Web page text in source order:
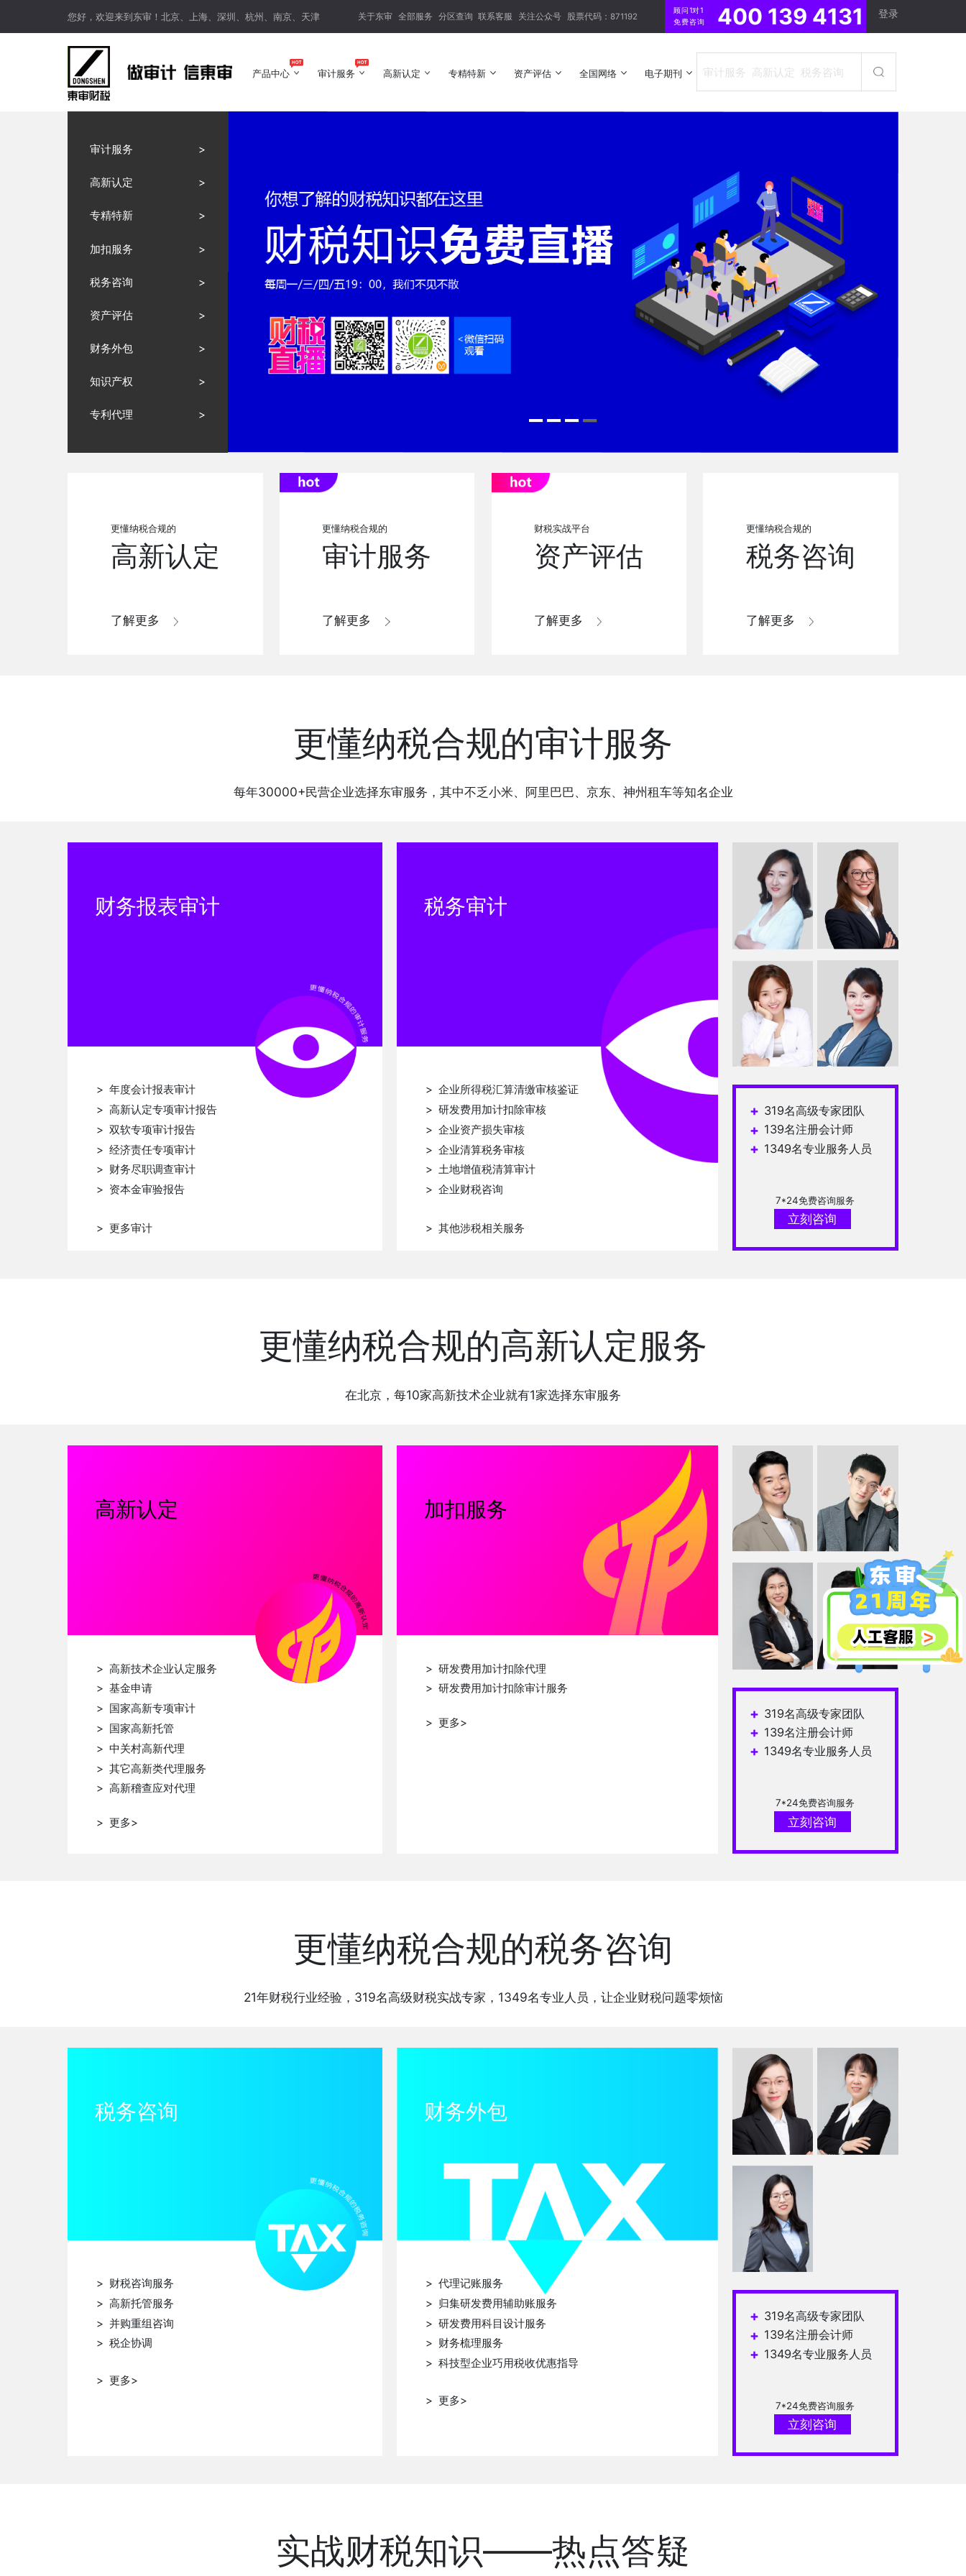
您好，欢迎来到东审！北京、上海、深圳、杭州、南京、天津 关于东审 全部服务 分区查询 联系客服 关注公众号 股票代码：871192
顾问1对1
免费咨询
400 139 4131 登录
产品中心
产品中心
审计服务
审计服务
高新认定
高新认定
专精特新
专精特新
资产评估
资产评估
全国网络
全国网络
电子期刊
电子期刊
审计服务 >
高新认定 >
专精特新 >
加扣服务 >
税务咨询 >
资产评估 >
财务外包 >
知识产权 >
专利代理 >
更懂纳税合规的
高新认定
了解更多
更懂纳税合规的
审计服务
了解更多
财税实战平台
资产评估
了解更多
更懂纳税合规的
税务咨询
了解更多
更懂纳税合规的审计服务
每年30000+民营企业选择东审服务，其中不乏小米、阿里巴巴、京东、神州租车等知名企业
财务报表审计
> 年度会计报表审计
> 高新认定专项审计报告
> 双软专项审计报告
> 经济责任专项审计
> 财务尽职调查审计
> 资本金审验报告
> 更多审计
税务审计
> 企业所得税汇算清缴审核鉴证
> 研发费用加计扣除审核
> 企业资产损失审核
> 企业清算税务审核
> 土地增值税清算审计
> 企业财税咨询
> 其他涉税相关服务
韦学峰
+ 319名高级专家团队
+ 139名注册会计师
+ 1349名专业服务人员
7*24免费咨询服务
立刻咨询
更懂纳税合规的高新认定服务
在北京，每10家高新技术企业就有1家选择东审服务
高新认定
> 高新技术企业认定服务
> 基金申请
> 国家高新专项审计
> 国家高新托管
> 中关村高新代理
> 其它高新类代理服务
> 高新稽查应对代理
> 更多>
加扣服务
> 研发费用加计扣除代理
> 研发费用加计扣除审计服务
> 更多>
张二园 姜承宗 费晓静 陈佳妹
+ 319名高级专家团队
+ 139名注册会计师
+ 1349名专业服务人员
7*24免费咨询服务
立刻咨询
更懂纳税合规的税务咨询
21年财税行业经验，319名高级财税实战专家，1349名专业人员，让企业财税问题零烦恼
税务咨询
> 财税咨询服务
> 高新托管服务
> 并购重组咨询
> 税企协调
> 更多>
财务外包
> 代理记账服务
> 归集研发费用辅助账服务
> 研发费用科目设计服务
> 财务梳理服务
> 科技型企业巧用税收优惠指导
> 更多>
武晓霞
+ 319名高级专家团队
+ 139名注册会计师
+ 1349名专业服务人员
7*24免费咨询服务
立刻咨询
实战财税知识——热点答疑